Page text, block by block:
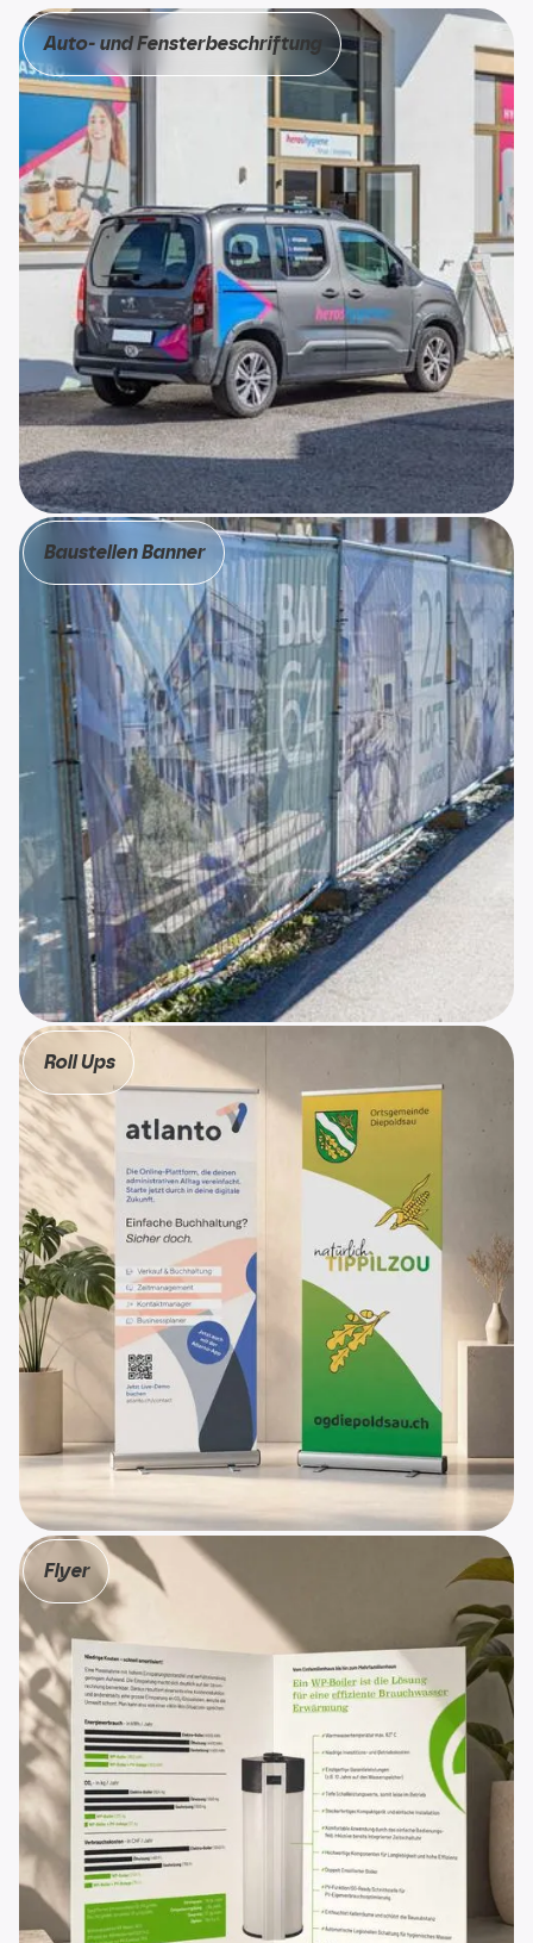
Auto- und Fens­ter­be­schrif­tung
Baustellen Banner
Sonnenbau Gruppe
Roll Ups
Ortsgemeinde Diepoldsau
Flyer